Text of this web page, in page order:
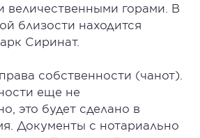
величественными горами. В
близости находится
Сиринат.
собственности (чанот).
еще не
это будет сделано в
Документы с нотариально